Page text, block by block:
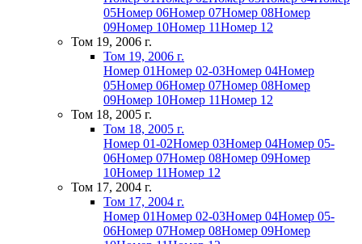
05Номер 06Номер 07Номер 08Номер
09Номер 10Номер 11Номер 12
Том 19, 2006 г.
Том 19, 2006 г.
Номер 01Номер 02-03Номер 04Номер
05Номер 06Номер 07Номер 08Номер
09Номер 10Номер 11Номер 12
Том 18, 2005 г.
Том 18, 2005 г.
Номер 01-02Номер 03Номер 04Номер 05-
06Номер 07Номер 08Номер 09Номер
10Номер 11Номер 12
Том 17, 2004 г.
Том 17, 2004 г.
Номер 01Номер 02-03Номер 04Номер 05-
06Номер 07Номер 08Номер 09Номер